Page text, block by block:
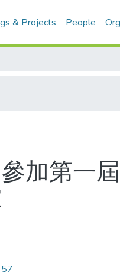
& Projects People
加第一